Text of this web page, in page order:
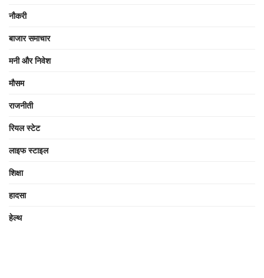
नौकरी
बाजार समाचार
मनी और निवेश
मौसम
राजनीती
रियल स्टेट
लाइफ स्टाइल
शिक्षा
हादसा
हेल्थ